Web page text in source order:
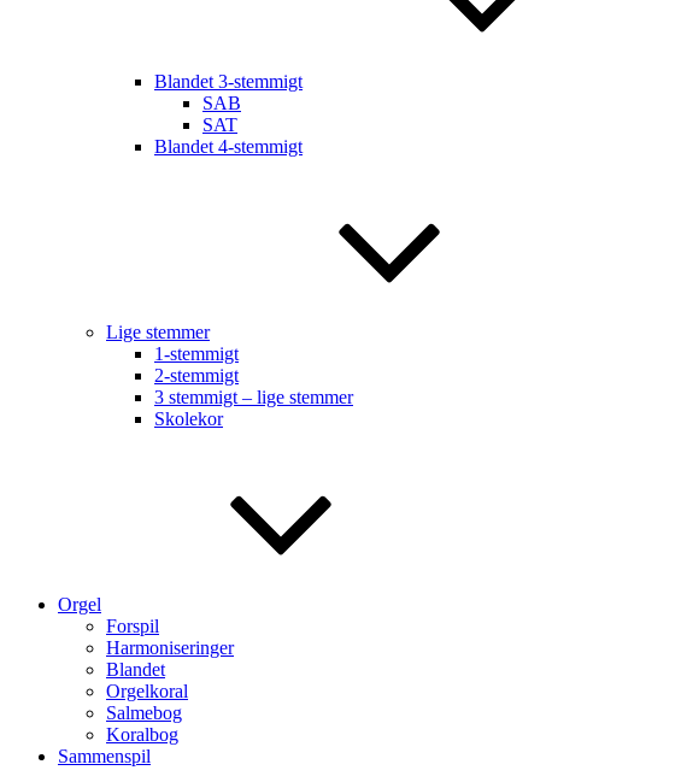
Blandet 3-stemmigt
SAB
SAT
Blandet 4-stemmigt
Lige stemmer
1-stemmigt
2-stemmigt
3 stemmigt – lige stemmer
Skolekor
Orgel
Forspil
Harmoniseringer
Blandet
Orgelkoral
Salmebog
Koralbog
Sammenspil